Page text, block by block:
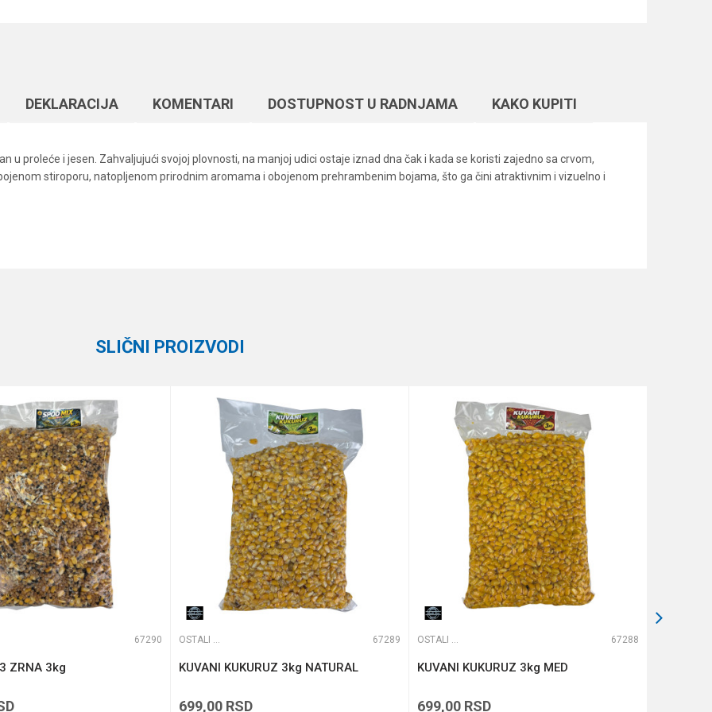
DEKLARACIJA KOMENTARI DOSTUPNOST U RADNJAMA KAKO KUPITI
u proleće i jesen. Zahvaljujući svojoj plovnosti, na manjoj udici ostaje iznad dna čak i kada se koristi zajedno sa crvom,
stiroporu, natopljenom prirodnim aromama i obojenom prehrambenim bojama, što ga čini atraktivnim i vizuelno i
koliko je 9 - 4 :
SLIČNI PROIZVODI
67290
ZRNA 3kg
OSTALI MAMCI 67289
KUVANI KUKURUZ 3kg NATURAL
699,00 RSD
OSTALI MAMCI 67288
KUVANI KUKURUZ 3kg MED
699,00 RSD